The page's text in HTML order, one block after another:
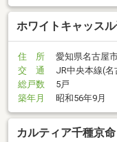
ホワイトキャッス
住 所
愛知県名古屋
交 通
JR中央本線(
総戸数
5戸
築年月
昭和56年9月
カルティア千種京命